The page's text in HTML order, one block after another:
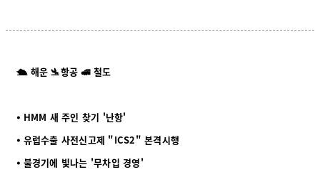
🛳️ 해운 🛬항공 🚅 철도
⦁ HMM 새 주인 찾기 '난항'
⦁ 유럽수출 사전신고제 "ICS2" 본격시행
⦁ 불경기에 빛나는 '무차입 경영'